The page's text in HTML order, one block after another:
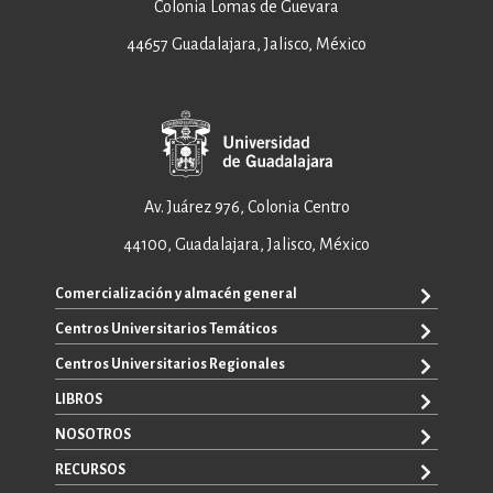
Colonia Lomas de Guevara
44657 Guadalajara, Jalisco, México
Av. Juárez 976, Colonia Centro
44100, Guadalajara, Jalisco, México
Comercialización y almacén general
ventas@editorial.udg.mx
WhatsApp: +52 33 1433 6869
Centros Universitarios Temáticos
CUAAD
CUCEA
CUCBA
CUCEI
Centros Universitarios Regionales
CUAAD
CUCBA
CUCOSTA
LIBROS
TODOS LOS LIBROS
E-BOOKS
NOSOTROS
SOBRE NOSOTROS
RECURSOS